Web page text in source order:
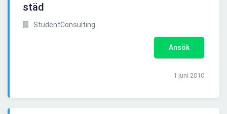
städ
StudentConsulting
Ansök
1 juni 2010